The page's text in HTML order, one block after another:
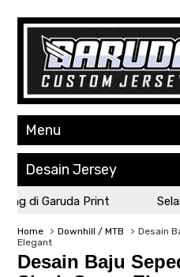
Menu
Desain Jersey
di Garuda Print
Home Downhill / MTB
Desain
Elegant
Desain Baju